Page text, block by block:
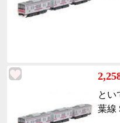
とい
葉線